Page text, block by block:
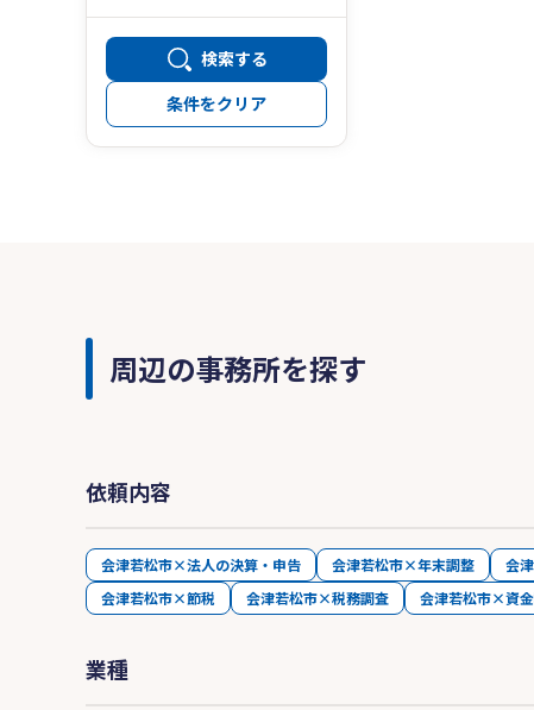
検索する
条件をクリア
周辺の事務所を探す
依頼内容
会津若松市×法人の決算・申告 会津若松市×年末調整 会
会津若松市×節税
会津若松市×税務調査 会津若松市×資
業種